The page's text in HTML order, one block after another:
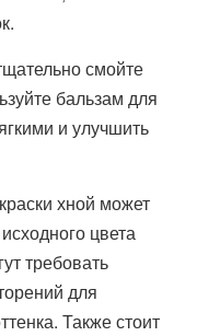
смойте
бальзам для
и улучшить
хной может
цвета
требовать
для
Также стоит